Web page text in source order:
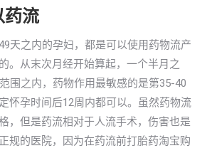
药流
天之内的孕妇，都是可以使用药物流产
。从末次月经开始算起，一个半月之
围之内，药物作用最敏感的是第35-40
怀孕时间后12周内都可以。虽然药物流
，但是药流相对于人流手术，伤害也是
规的医院，因为在药流前打胎药淘宝购